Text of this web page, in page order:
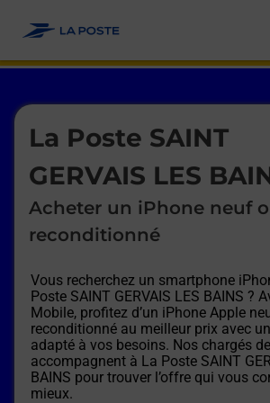
La Poste SAINT
GERVAIS LES
Acheter un iPhone neuf
reconditionné
Vous recherchez un smartphone
Poste SAINT GERVAIS LES BAINS ?
Mobile, profitez d’un iPhone Apple
reconditionné au meilleur prix avec
adapté à vos besoins. Nos chargés
accompagnent à La Poste SAINT
BAINS pour trouver l’offre qui vous
mieux.
Le lien s'ouvre dans un nouvel onglet